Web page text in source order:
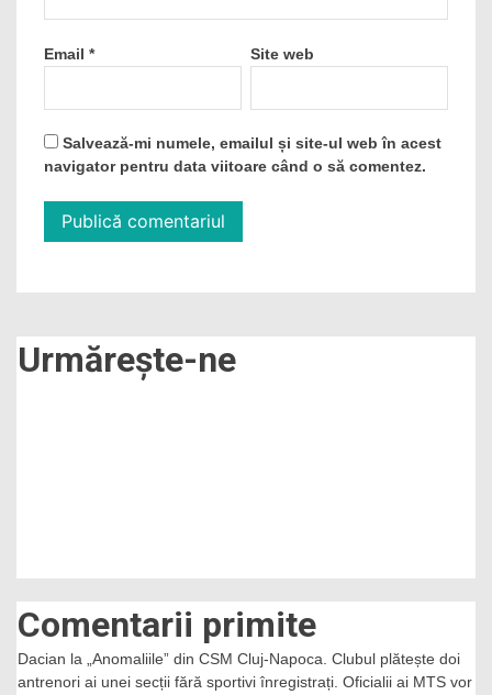
Email * Site web
Salvează-mi numele, emailul și site-ul web în acest
navigator pentru data viitoare când o să comentez.
Urmărește-ne
Comentarii primite
Dacian la
„Anomaliile” din CSM Cluj-Napoca. Clubul plătește doi
antrenori ai unei secții fără sportivi înregistrați. Oficialii ai MTS vor